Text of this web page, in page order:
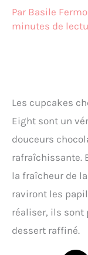
Par Basile
minutes de
Les cupcakes
Eight sont un
douceurs
rafraîchissante.
la fraîcheur de
raviront les
réaliser, ils sont
dessert raffiné.